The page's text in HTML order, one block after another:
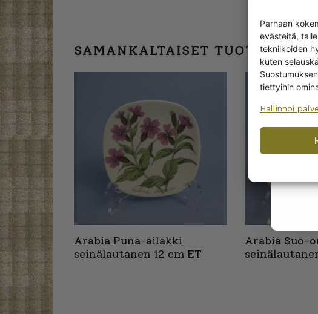
Parhaan
evästeitä,
tekniikoiden
kuten
tiettyihin
Hallinnoi
SAMANKALTAISET TUOTTEET
Arabia Puna-ailakki
seinälautanen 12 cm ET
Arabia Suo-
By